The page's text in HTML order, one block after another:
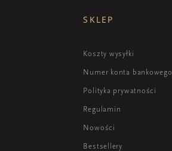
SKLEP
Koszty wysyłki
Numer konta bankowego
Polityka prywatności
Regulamin
Nowości
Bestsellery